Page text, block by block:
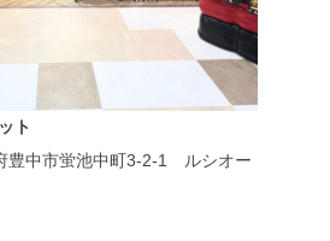
ト
豊中市蛍池中町3-2-1 ルシオー